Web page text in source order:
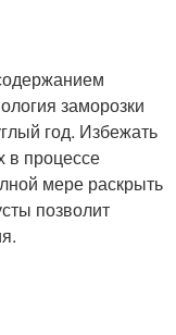
заморозки
год. Избежать
в процессе
мере раскрыть
позволит